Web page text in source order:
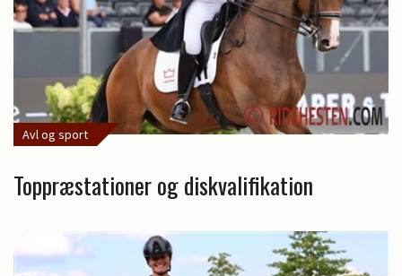
Avl og sport
Toppræstationer og diskvalifikation